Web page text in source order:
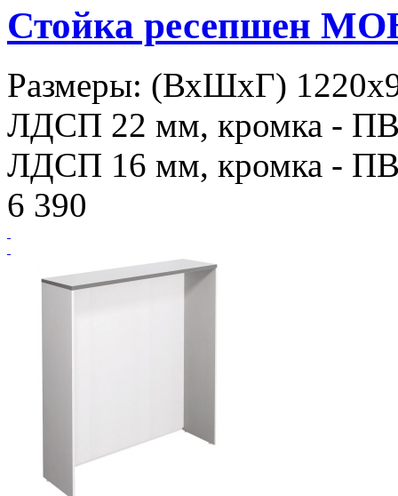
Стойка ресепшен
Размеры: (ВхШхГ)
ЛДСП 22 мм, кромка -
ЛДСП 16 мм, кромка -
6 390